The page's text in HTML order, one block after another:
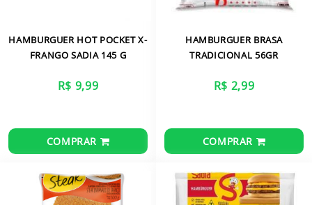
HAMBURGUER HOT POCKET X-
FRANGO SADIA 145 G
R$ 9,99
COMPRAR
HAMBURGUER BRASA
TRADICIONAL 56GR
R$ 2,99
COMPRAR